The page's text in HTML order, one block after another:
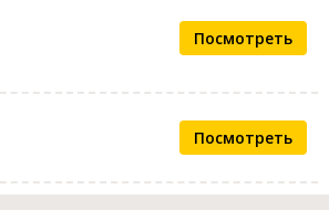
Посмотреть
Посмотреть